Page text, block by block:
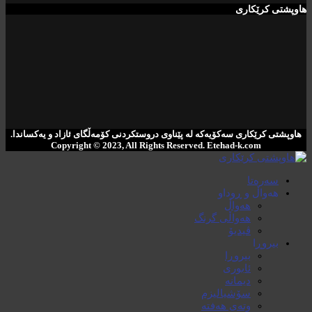
هاوپشتی کرێکاری
هاوپشتی کرێکاری سەکۆیەکە لە پێناوی دروستکردنی کۆمەڵگای ئازاد و یەکساندا.
Copyright © 2023, All Rights Reserved. ‌Etehad-k.com
سەرەتا
هەواڵ و ڕوداو
هەواڵ
هەواڵی گرنگ
ڤیدیۆ
بیروڕا
بیروڕا
ئابوری
دیمانە
سۆشیالیزم
وتەی هەفتە